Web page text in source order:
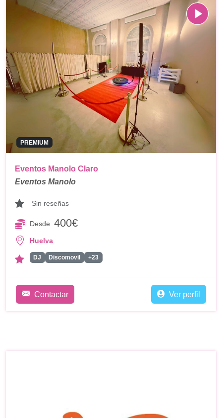
PREMIUM
Eventos Manolo Claro
Eventos Manolo
Sin reseñas
Desde 400€
Huelva
DJ Discomovil +23
Contactar Ver perfil